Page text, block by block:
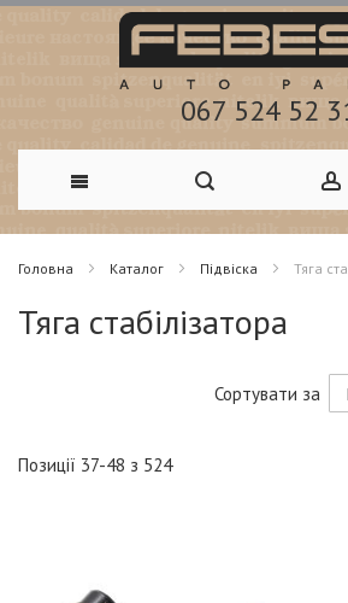
067 524 52
Skip
to
Content
Головна Каталог Підвіска Тяга
Тяга стабілізатора
Позиції 37-48 з 524
Сортувати за